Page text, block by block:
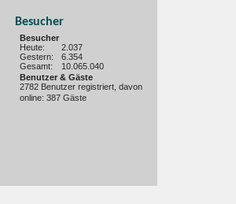
Besucher
Besucher
Heute:
2.037
Gestern:
6.354
Gesamt:
10.065.040
Benutzer & Gäste
2782 Benutzer registriert, davon
online: 387 Gäste